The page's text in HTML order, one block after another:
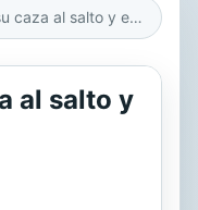
La perdíz y su caza al salto y en mano
al salto y